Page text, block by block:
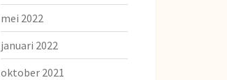
mei 2022
januari 2022
oktober 2021